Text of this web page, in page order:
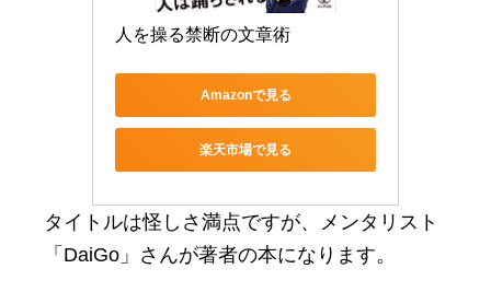
人を操る禁断の文章術
Amazonで見る
楽天市場で見る
タイトルは怪しさ満点ですが、メンタリスト
「DaiGo」さんが著者の本になります。